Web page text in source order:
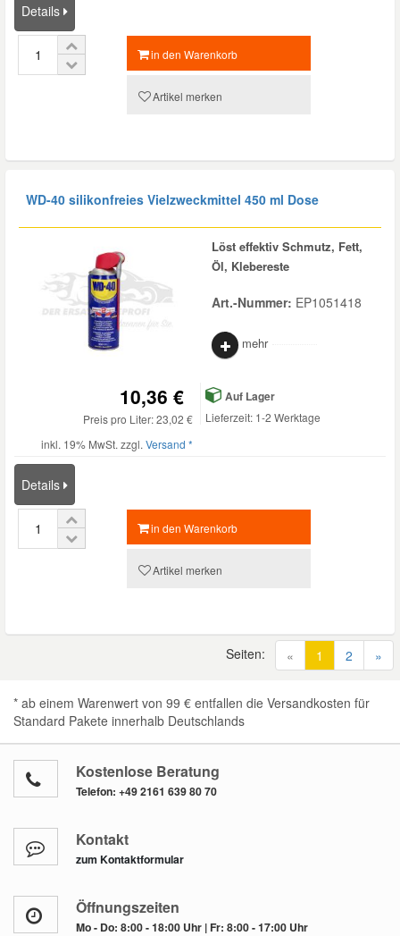
Details
in den Warenkorb
Artikel merken
WD-40 silikonfreies Vielzweckmittel 450 ml Dose
Löst effektiv Schmutz, Fett,
Öl, Klebereste
Art.-Nummer: EP1051418
mehr
10,36 €
Preis pro Liter: 23,02 €
inkl. 19% MwSt. zzgl. Versand *
Auf Lager
Lieferzeit: 1-2 Werktage
Details
in den Warenkorb
Artikel merken
« 1 (current)
2 »
Seiten:
* ab einem Warenwert von 99 € entfallen die Versandkosten für
Standard Pakete innerhalb Deutschlands
Kostenlose Beratung
Telefon: +49 2161 639 80 70
Kontakt
zum Kontaktformular
Öffnungszeiten
Mo - Do: 8:00 - 18:00 Uhr | Fr: 8:00 - 17:00 Uhr